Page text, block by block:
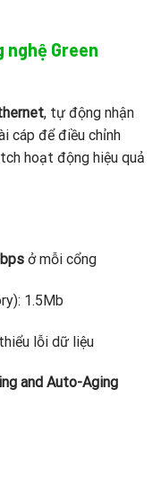
nghệ Green
, tự động nhận
cáp để điều chỉnh
hoạt động hiệu quả
ở mỗi cổng
1.5Mb
lỗi dữ liệu
and Auto-Aging